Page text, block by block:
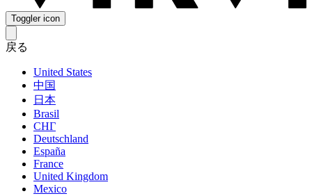
Toggler icon
戻る
United States
中国
日本
Brasil
СНГ
Deutschland
España
France
United Kingdom
Mexico